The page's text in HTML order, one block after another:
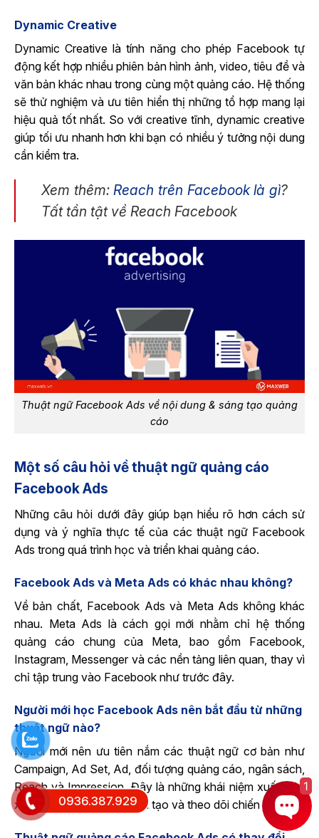
Dynamic Creative
Dynamic Creative là tính năng cho phép Facebook tự
động kết hợp nhiều phiên bản hình ảnh, video, tiêu đề và
văn bản khác nhau trong cùng một quảng cáo. Hệ thống
sẽ thử nghiệm và ưu tiên hiển thị những tổ hợp mang lại
hiệu quả tốt nhất. So với creative tĩnh, dynamic creative
giúp tối ưu nhanh hơn khi bạn có nhiều ý tưởng nội dung
cần kiểm tra.
Xem thêm:Reach trên Facebook là gì?
Tất tần tật về Reach Facebook
Thuật ngữ Facebook Ads về nội dung & sáng tạo quảng
cáo
Một số câu hỏi về thuật ngữ quảng cáo
Facebook Ads
Những câu hỏi dưới đây giúp bạn hiểu rõ hơn cách sử
dụng và ý nghĩa thực tế của các thuật ngữ Facebook
Ads trong quá trình học và triển khai quảng cáo.
Facebook Ads và Meta Ads có khác nhau không?
Về bản chất, Facebook Ads và Meta Ads không khác
nhau. Meta Ads là cách gọi mới nhằm chỉ hệ thống
quảng cáo chung của Meta, bao gồm Facebook,
Instagram, Messenger và các nền tảng liên quan, thay vì
chỉ tập trung vào Facebook như trước đây.
Người mới học Facebook Ads nên bắt đầu từ những
thuật ngữ nào?
Người mới nên ưu tiên nắm các thuật ngữ cơ bản như
Campaign, Ad Set, Ad, đối tượng quảng cáo, ngân sách,
Reach và Impression. Đây là những khái niệm xuất hiện
xuyên suốt trong quá trình tạo và theo dõi chiến dịch.
0936.387.929
1